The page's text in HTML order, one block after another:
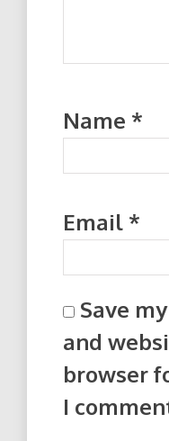
Name *
Email *
Save
and
browser
I